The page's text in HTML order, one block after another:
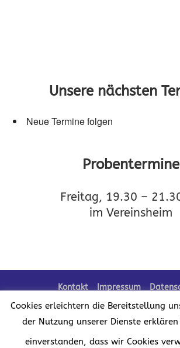
Unsere nächsten
Neue Termine folgen
Probentermine
Freitag, 19.30 –
im Vereinsheim
Kontakt Impressum
Realisation der
Cookies erleichtern die Bereitstellung
der Nutzung unserer Dienste
einverstanden, dass wir Cookies